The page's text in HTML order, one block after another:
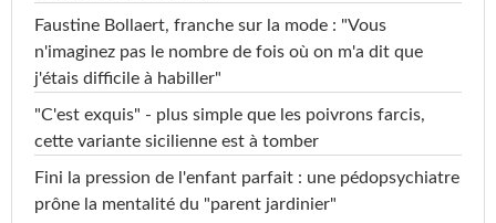
Faustine Bollaert, franche sur la mode : "Vous
n'imaginez pas le nombre de fois où on m'a dit que
j'étais difficile à habiller"
"C'est exquis" - plus simple que les poivrons farcis,
cette variante sicilienne est à tomber
Fini la pression de l'enfant parfait : une pédopsychiatre
prône la mentalité du "parent jardinier"